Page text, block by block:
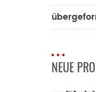
NEUE